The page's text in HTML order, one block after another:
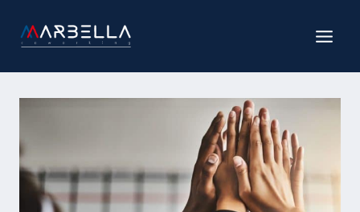
contenido